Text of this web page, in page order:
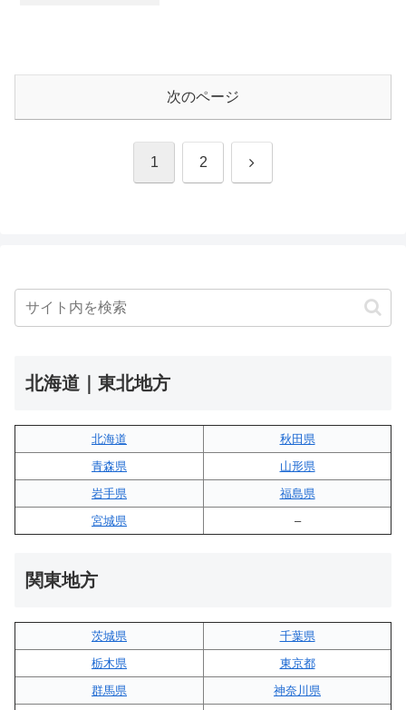
次のページ
1 2 次
北海道｜東北地方
北海道
秋田県
青森県
山形県
岩手県
福島県
宮城県
–
関東地方
茨城県
千葉県
栃木県
東京都
群馬県
神奈川県